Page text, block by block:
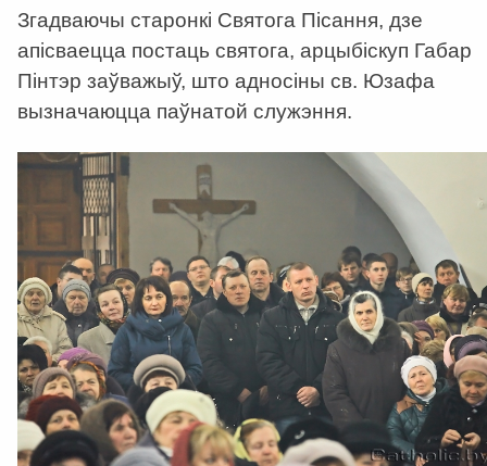
Згадваючы старонкі Святога Пісання, дзе
апісваецца постаць святога, арцыбіскуп Габар
Пінтэр заўважыў, што адносіны св. Юзафа
вызначаюцца паўнатой служэння.